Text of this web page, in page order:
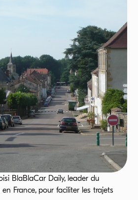
BlaBlaCar Daily, leader du
France, pour faciliter les trajets